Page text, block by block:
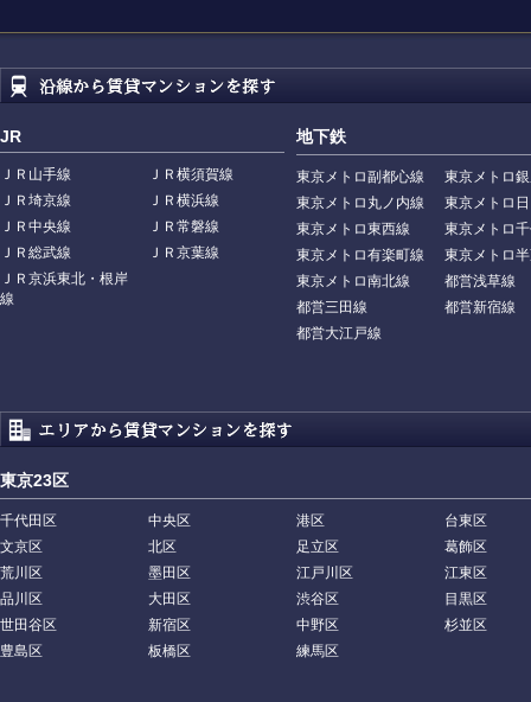
JR
ＪＲ山手線
ＪＲ横須賀線
ＪＲ埼京線
ＪＲ横浜線
ＪＲ中央線
ＪＲ常磐線
ＪＲ総武線
ＪＲ京葉線
ＪＲ京浜東北・根岸
線
地下鉄
東京メトロ副都心線
東京メトロ
東京メトロ丸ノ内線
東京メトロ
東京メトロ東西線
東京メトロ
東京メトロ有楽町線
東京メトロ
東京メトロ南北線
都営浅草線
都営三田線
都営新宿線
都営大江戸線
東京23区
千代田区 中央区 港区
台東区
文京区
北区 足立区
葛飾区
荒川区
墨田区 江戸川区
江東区
品川区
大田区 渋谷区
目黒区
世田谷区
新宿区 中野区
杉並区
豊島区
板橋区 練馬区